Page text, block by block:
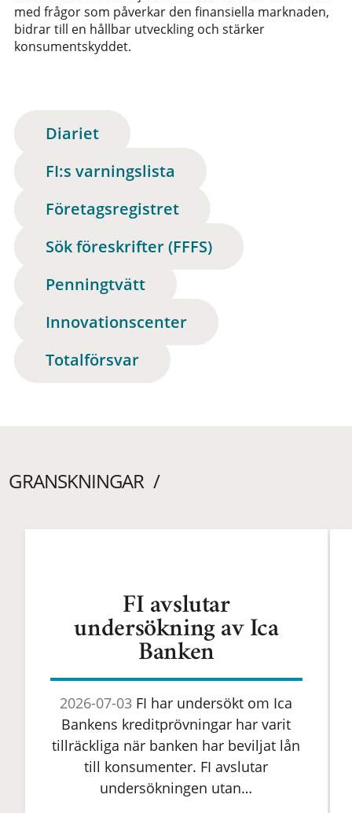
med frågor som påverkar den finansiella marknaden,
bidrar till en hållbar utveckling och stärker
konsumentskyddet.
Diariet
FI:s varningslista
Företagsregistret
Sök föreskrifter (FFFS)
Penningtvätt
Innovationscenter
Totalförsvar
GRANSKNINGAR
FI avslutar
undersökning av Ica
Banken
2026-07-03 FI har undersökt om Ica
Bankens kreditprövningar har varit
tillräckliga när banken har beviljat lån
till konsumenter. FI avslutar
undersökningen utan…